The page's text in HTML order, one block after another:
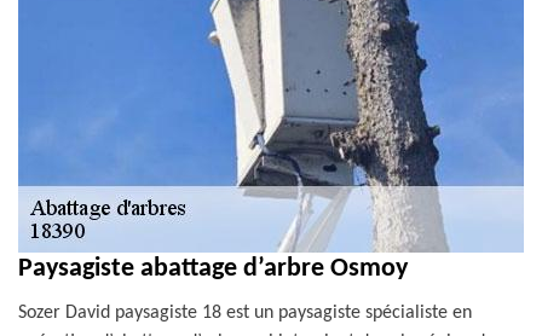
Paysagiste abattage d’arbre Osmoy
Sozer David paysagiste 18 est un paysagiste spécialiste en